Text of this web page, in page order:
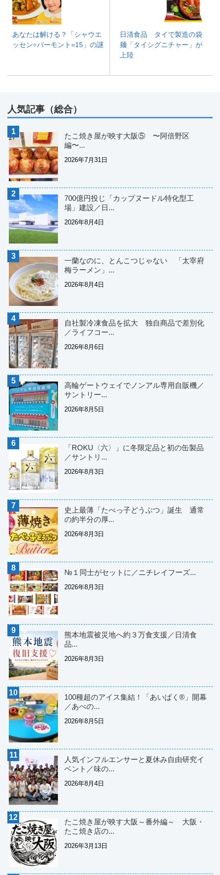
あなたは解ける？「シャウエ
ッセン÷バーモント=15」の謎
日清食品 タイで製造の袋
麺「タイシグニチャー」が
上陸
人気記事（総合）
たこ焼き屋が映す大阪⑤ 〜阿倍野区
編〜...
2026年7月31日
700億円投じ「カップヌードル特化型工
場」建設／日...
2026年8月4日
一蘭なのに、とんこつじゃない 「太宰府
梅ラーメン」...
2026年8月4日
自社製冷凍食品を拡大 独自商品で差別化
／ライフコー...
2026年8月6日
高輪ゲートウェイでノンアル専用自販機／
サントリー...
2026年8月5日
「ROKU〈六〉」に冬限定品と初の缶製品
／サントリ...
2026年8月3日
史上最薄「たべっ子どうぶつ」誕生 通常
の約半分の厚...
2026年8月3日
№１同士がセットに／ニチレイフーズ...
2026年8月3日
熊本地震被災地へ約３万食支援／日清食
品...
2026年8月3日
100種超のアイス集結！「あいぱく®」開幕
／あべの...
2026年8月5日
人気インフルエンサーと夏休み自由研究イ
ベント／味の...
2026年8月4日
たこ焼き屋が映す大阪～番外編～ 大阪・
たこ焼き店の...
2026年3月13日